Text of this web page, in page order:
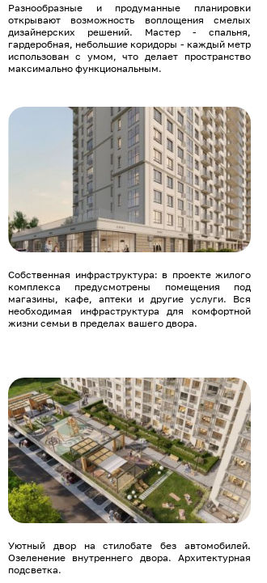
Разнообразные и продуманные планировки
открывают возможность воплощения смелых
дизайнерских решений. Мастер - спальня,
гардеробная, небольшие коридоры - каждый метр
использован с умом, что делает пространство
максимально функциональным.
Собственная инфраструктура: в проекте жилого
комплекса предусмотрены помещения под
магазины, кафе, аптеки и другие услуги. Вся
необходимая инфраструктура для комфортной
жизни семьи в пределах вашего двора.
Уютный двор на стилобате без автомобилей.
Озеленение внутреннего двора. Архитектурная
подсветка.